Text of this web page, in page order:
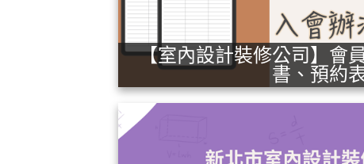
【室內設計裝修公司】會
書、預約